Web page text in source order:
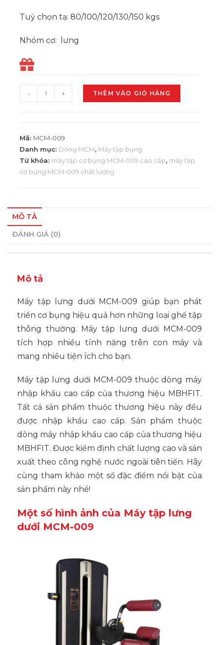
Tuỳ chọn tạ: 80/100/120/130/150 kgs
Nhóm cơ: lưng
- + THÊM VÀO GIỎ HÀNG
Mã: MCM-009
Danh mục: Dòng MCM, Máy tập bụng
Từ khóa: máy tập cơ bụng MCM-009 cao cấp, máy tập
cơ bụng MCM-009 chất lượng
MÔ TẢ
ĐÁNH GIÁ (0)
Mô tả
Máy tập lưng dưới MCM-009 giúp bạn phát
triển cơ bụng hiệu quả hơn những loại ghế tập
thông thường. Máy tập lưng dưới MCM-009
tích hợp nhiều tính năng trên con máy và
mang nhiều tiện ích cho bạn.
Máy tập lưng dưới MCM-009 thuộc dòng máy
nhập khẩu cao cấp của thương hiệu MBHFIT.
Tất cả sản phẩm thuộc thương hiệu này đều
được nhập khẩu cao cấp. Sản phẩm thuộc
dòng máy nhập khẩu cao cấp của thương hiệu
MBHFIT. Được kiểm định chất lượng cao và sản
xuất theo công nghệ nước ngoài tiên tiến. Hãy
cùng tham khảo một số đặc điểm nổi bật của
sản phẩm này nhé!
Một số hình ảnh của Máy tập lưng
dưới MCM-009